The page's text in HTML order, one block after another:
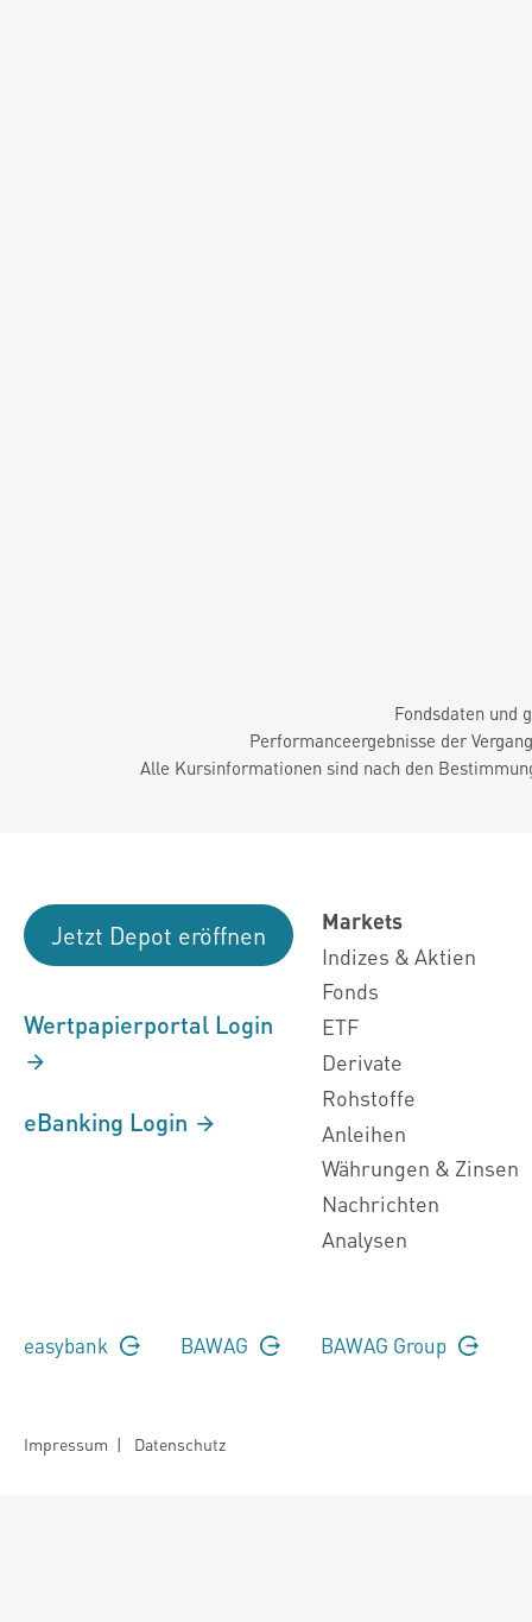
Fondsdaten und
Performanceergebnisse der
Alle Kursinformationen sind nach den
Jetzt Depot eröffnen
Wertpapierportal Login
eBanking Login
Markets
Indizes & Aktien
Fonds
ETF
Derivate
Rohstoffe
Anleihen
Währungen & Zinsen
Nachrichten
Analysen
easybank BAWAG BAWAG Group
Impressum | Datenschutz